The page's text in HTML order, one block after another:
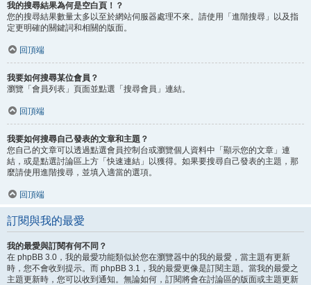
我的搜尋結果為何是空白頁！？
您的搜尋結果數量太多以至於網站伺服器處理不來。請使用「進階搜尋」以及指
定更明確的關鍵詞和相關的版面。
回頂端
我要如何搜尋某位會員？
瀏覽「會員列表」頁面並點選「搜尋會員」連結。
回頂端
我要如何搜尋自己發表的文章和主題？
您自己的文章可以透過點選會員控制台或瀏覽個人資料中「顯示您的文章」連
結，或是點選討論區上方「快速連結」以獲得。如果要搜尋自己發表的主題，那
麼請使用進階搜尋，並填入適當的選項。
回頂端
訂閱與我的最愛
我的最愛與訂閱有何不同？
在 phpBB 3.0，我的最愛功能類似於您在瀏覽器中的我的最愛，當主題有更新
時，您不會收到提示。而 phpBB 3.1，我的最愛更像是訂閱主題。當我的最愛之
主題更新時，您可以收到通知。無論如何，訂閱將會在討論區的版面或主題更新